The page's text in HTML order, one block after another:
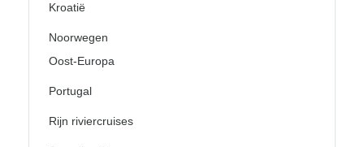
Kroatië
Noorwegen
Oost-Europa
Portugal
Rijn riviercruises